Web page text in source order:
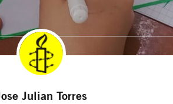
Julian Torres